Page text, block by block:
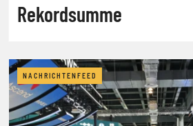
Rekordsumme
NACHRICHTENFEED